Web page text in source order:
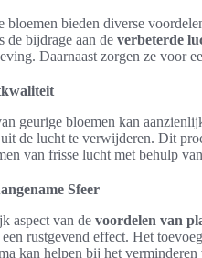
bloemen bieden diverse
de bijdrage aan de verbeterde
Daarnaast zorgen ze voor
geurige bloemen kan
de lucht te verwijderen. Dit
van frisse lucht met behulp
Sfeer
aspect van de voordelen van
rustgevend effect. Het
kan helpen bij het